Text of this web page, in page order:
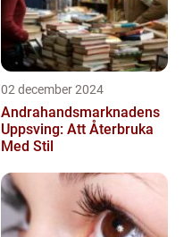
02 december 2024
Andrahandsmarknadens
Uppsving: Att Återbruka
Med Stil